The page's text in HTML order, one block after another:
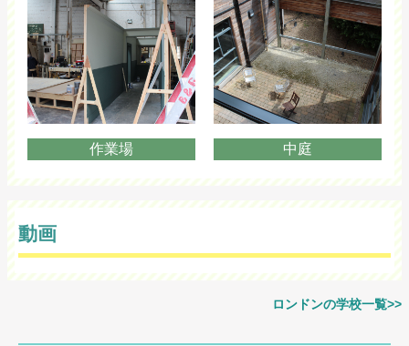
作業場 中庭
動画
ロンドンの学校一覧>>